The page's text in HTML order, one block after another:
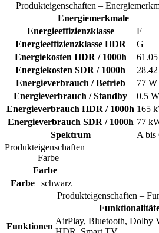
Produkteigenschaften –
Energiemerkmale
Energieeffizienzklasse
F
Energieeffizienzklasse HDR
G
Energiekosten HDR / 1000h
Energiekosten SDR / 1000h
Energieverbrauch / Betrieb
77 W
Energieverbrauch / Standby
0.5 W
Energieverbrauch HDR / 1000h 165
Energieverbrauch SDR / 1000h 77
Spektrum
A bis
Produkteigenschaften
– Farbe
Farbe
Farbe
schwarz
Produkteigenschaften –
Funktionen
AirPlay, Bluetooth, Dolby